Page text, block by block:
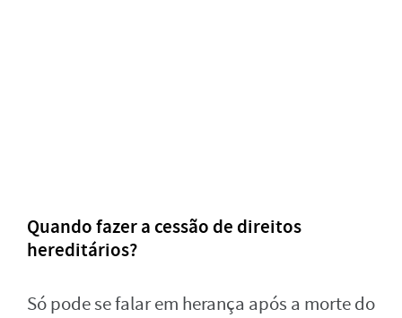
Quando fazer a cessão de direitos
hereditários?
Só pode se falar em herança após a morte do